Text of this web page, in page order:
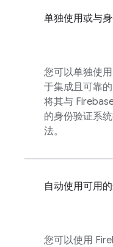
单独使用或与
您可以单独使用
于集成且可靠
将其与
的身份验证系
法。
自动使用可用
您可以使用